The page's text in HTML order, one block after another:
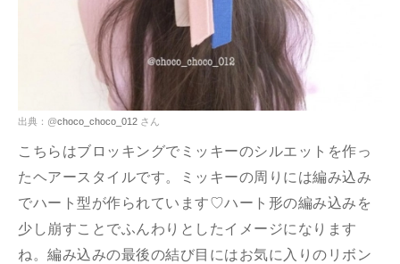
出典：@choco_choco_012 さん
こちらはブロッキングでミッキーのシルエットを作っ
たヘアースタイルです。ミッキーの周りには編み込み
でハート型が作られています♡ハート形の編み込みを
少し崩すことでふんわりとしたイメージになります
ね。編み込みの最後の結び目にはお気に入りのリボン